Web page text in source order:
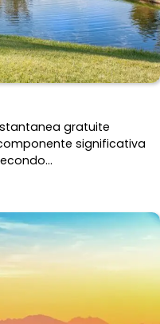
gratuite
significativa